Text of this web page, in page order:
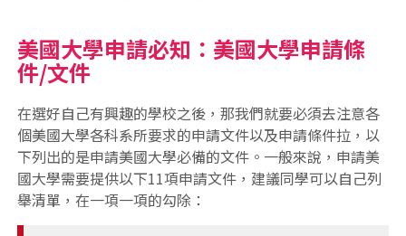
美國大學申請必知：美國大學申請條
件/文件
在選好自己有興趣的學校之後，那我們就要必須去注意各
個美國大學各科系所要求的申請文件以及申請條件拉，以
下列出的是申請美國大學必備的文件。一般來說，申請美
國大學需要提供以下11項申請文件，建議同學可以自己列
舉清單，在一項一項的勾除：